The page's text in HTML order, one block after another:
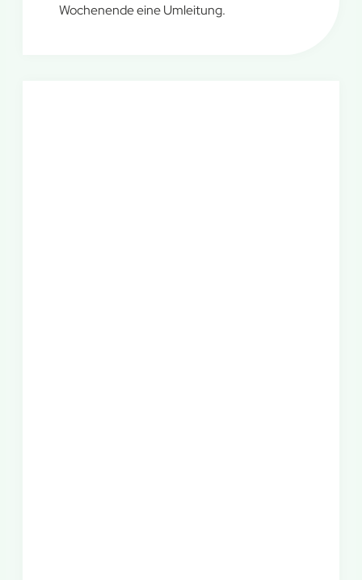
Wochenende eine Umleitung.